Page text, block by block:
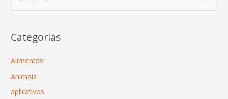
Categorias
Alimentos
Animais
aplicativos